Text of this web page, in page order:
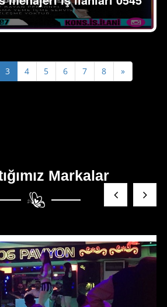
3 4 5 6 7 8 »Next
Markalar